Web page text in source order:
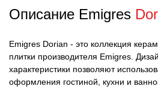
Описание Emigres
Emigres Dorian - это коллекция
плитки производителя Emigres.
характеристики позволяют
оформления гостиной, кухни и